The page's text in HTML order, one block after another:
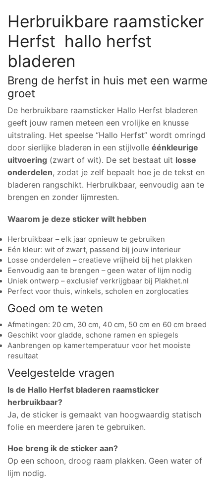
Herbruikbare raamsticker
Herfst hallo herfst
bladeren
Breng de herfst in huis met een warme
groet
De herbruikbare raamsticker Hallo Herfst bladeren
geeft jouw ramen meteen een vrolijke en knusse
uitstraling. Het speelse “Hallo Herfst” wordt omringd
door sierlijke bladeren in een stijlvolle éénkleurige
uitvoering (zwart of wit). De set bestaat uit losse
onderdelen, zodat je zelf bepaalt hoe je de tekst en
bladeren rangschikt. Herbruikbaar, eenvoudig aan te
brengen en zonder lijmresten.
Waarom je deze sticker wilt hebben
Herbruikbaar – elk jaar opnieuw te gebruiken
Eén kleur: wit of zwart, passend bij jouw interieur
Losse onderdelen – creatieve vrijheid bij het plakken
Eenvoudig aan te brengen – geen water of lijm nodig
Uniek ontwerp – exclusief verkrijgbaar bij Plakhet.nl
Perfect voor thuis, winkels, scholen en zorglocaties
Goed om te weten
Afmetingen: 20 cm, 30 cm, 40 cm, 50 cm en 60 cm breed
Geschikt voor gladde, schone ramen en spiegels
Aanbrengen op kamertemperatuur voor het mooiste
resultaat
Veelgestelde vragen
Is de Hallo Herfst bladeren raamsticker
herbruikbaar?
Ja, de sticker is gemaakt van hoogwaardig statisch
folie en meerdere jaren te gebruiken.
Hoe breng ik de sticker aan?
Op een schoon, droog raam plakken. Geen water of
lijm nodig.